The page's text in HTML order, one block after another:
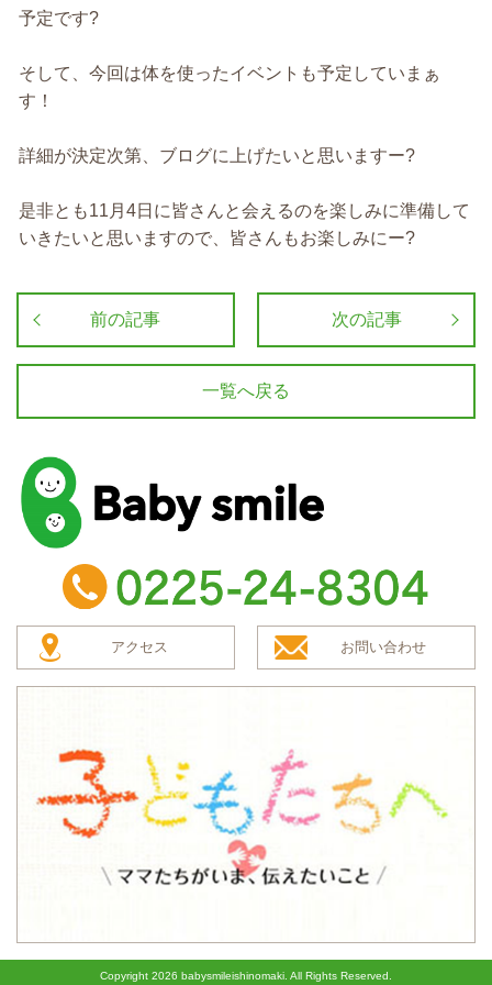
予定です?
そして、今回は体を使ったイベントも予定していまぁ
す！
詳細が決定次第、ブログに上げたいと思いますー?
是非とも11月4日に皆さんと会えるのを楽しみに準備して
いきたいと思いますので、皆さんもお楽しみにー?
前の記事 次の記事
一覧へ戻る
baby smile
TEL：0225-24-8304
アクセス お問い合わせ
Copyright 2026 babysmileishinomaki. All Rights Reserved.